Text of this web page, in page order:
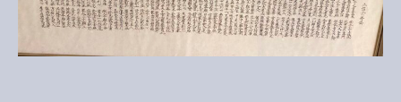
へ
の